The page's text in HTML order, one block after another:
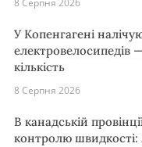
8 Серпня 2026
У Копенгагені
електровелосипедів
кількість
8 Серпня 2026
В канадській
контролю швидкості: